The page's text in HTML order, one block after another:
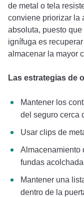
de metal o tela
conviene priorizar la
absoluta, puesto
ignífuga es
almacenar la mayor
Las estrategias de
Mantener los
del seguro cerca
Usar clips de
Almacenamiento
fundas
Mantener una
dentro de la